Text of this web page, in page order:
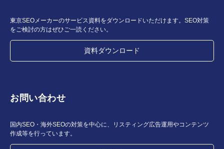
東京SEOメーカーのサービス資料をダウンロードいただけます。SEO対策
をご検討の方はぜひご一読ください。
資料ダウンロード
お問い合わせ
国内SEO・海外SEOの対策を中心に、リスティング広告運用やコンテンツ
作成等を行っています。